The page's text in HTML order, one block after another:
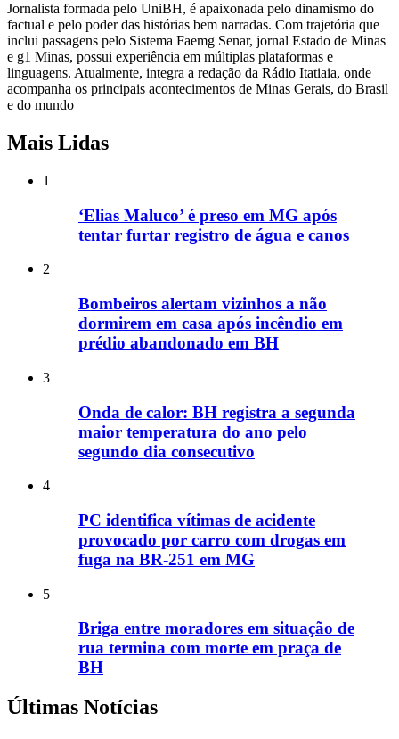
Jornalista formada pelo UniBH, é apaixonada pelo dinamismo do
factual e pelo poder das histórias bem narradas. Com trajetória que
inclui passagens pelo Sistema Faemg Senar, jornal Estado de Minas
e g1 Minas, possui experiência em múltiplas plataformas e
linguagens. Atualmente, integra a redação da Rádio Itatiaia, onde
acompanha os principais acontecimentos de Minas Gerais, do Brasil
e do mundo
Mais Lidas
1
‘Elias Maluco’ é preso em MG após
tentar furtar registro de água e canos
2
Bombeiros alertam vizinhos a não
dormirem em casa após incêndio em
prédio abandonado em BH
3
Onda de calor: BH registra a segunda
maior temperatura do ano pelo
segundo dia consecutivo
4
PC identifica vítimas de acidente
provocado por carro com drogas em
fuga na BR-251 em MG
5
Briga entre moradores em situação de
rua termina com morte em praça de
BH
Últimas Notícias